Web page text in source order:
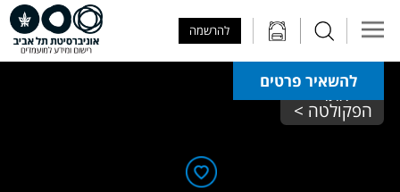
להרשמה
להשאיר פרטים
אתר
הפקולטה >